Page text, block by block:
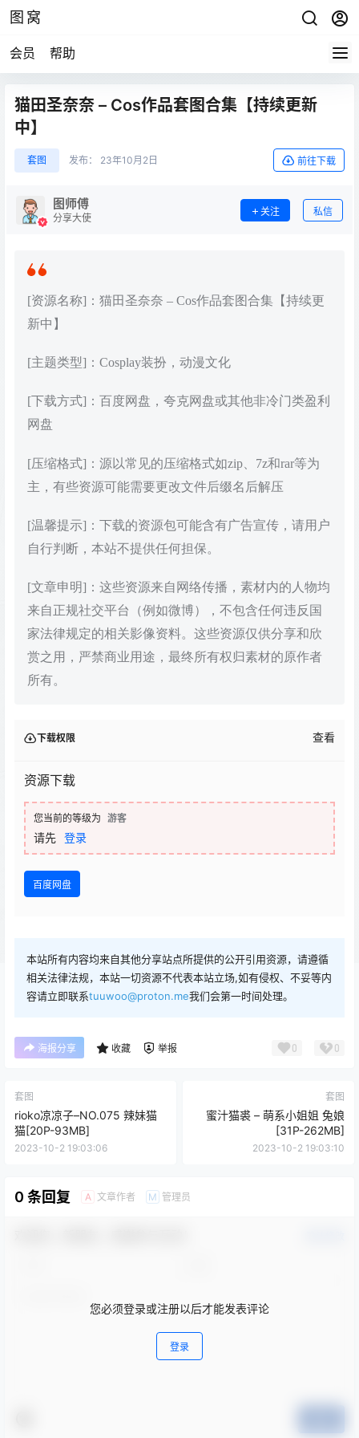
图窝
会员 帮助
猫田圣奈奈 – Cos作品套图合集【持续更新
中】
套图 发布： 23年10月2日 前往下载
图师傅
分享大使
关注 私信
[资源名称]：猫田圣奈奈 – Cos作品套图合集【持续更
新中】
[主题类型]：Cosplay装扮，动漫文化
[下载方式]：百度网盘，夸克网盘或其他非冷门类盈利
网盘
[压缩格式]：源以常见的压缩格式如zip、7z和rar等为
主，有些资源可能需要更改文件后缀名后解压
[温馨提示]：下载的资源包可能含有广告宣传，请用户
自行判断，本站不提供任何担保。
[文章申明]：这些资源来自网络传播，素材内的人物均
来自正规社交平台（例如微博），不包含任何违反国
家法律规定的相关影像资料。这些资源仅供分享和欣
赏之用，严禁商业用途，最终所有权归素材的原作者
所有。
下载权限 查看
资源下载
您当前的等级为 游客
请先 登录
百度网盘
本站所有内容均来自其他分享站点所提供的公开引用资源，请遵循
相关法律法规，本站一切资源不代表本站立场,如有侵权、不妥等内
容请立即联系tuuwoo@proton.me我们会第一时间处理。
海报分享 收藏 举报 0 0
套图
rioko凉凉子–NO.075 辣妹猫
猫[20P-93MB]
2023-10-2 19:03:06
套图
蜜汁猫裘 – 萌系小姐姐 兔娘
[31P-262MB]
2023-10-2 19:03:10
0 条回复 A 文章作者 M 管理员
您必须登录或注册以后才能发表评论
登录